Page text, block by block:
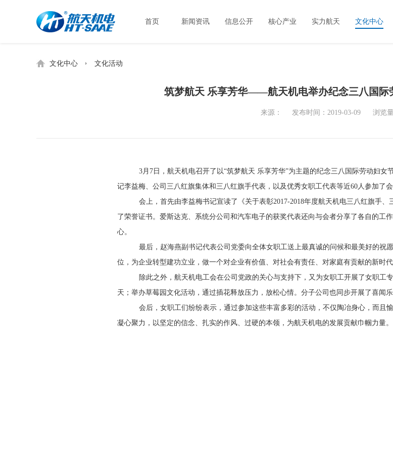
首页 新闻资讯 信息公开 核心产业 实力航天 文化中心
文化中心 文化活动
筑梦航天 乐享芳华——航天机电举办纪念三八国际
来源： 发布时间：2019-03-09 浏览
3月 7日，航天机电召开了以“筑梦航天 乐享芳华”为主题的纪念三八国际劳动妇女
记李益梅、公司三八红旗集体和三八红旗手代表，以及优秀女职工代表等近60人参加了
会上，首先由李益梅书记宣读了《关于表彰2017-2018年度航天机电三八红旗手、
了荣誉证书。爱斯达克、系统分公司和汽车电子的获奖代表还向与会者分享了各自的工
心。
最后，赵海燕副书记代表公司党委向全体女职工送上最真诚的问候和最美好的祝
位，为企业转型建功立业，做一个对企业有价值、对社会有责任、对家庭有贡献的新时代
除此之外，航天机电工会在公司党政的关心与支持下，又为女职工开展了女职工
天；举办草莓园文化活动，通过插花释放压力，放松心情。分子公司也同步开展了喜闻
会后，女职工们纷纷表示，通过参加这些丰富多彩的活动，不仅陶冶身心，而且
凝心聚力，以坚定的信念、扎实的作风、过硬的本领，为航天机电的发展贡献巾帼力量。